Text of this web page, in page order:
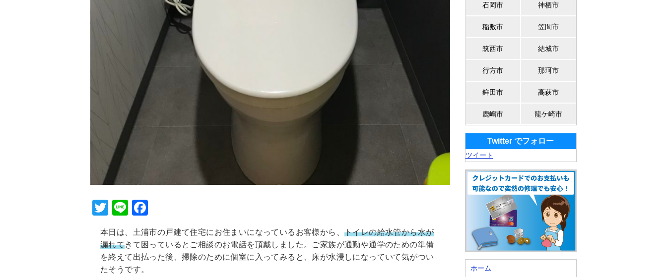
T
tt
er
Li
n
e
a
c
e
本日は、土浦市の戸建て住宅にお住まいになっているお客様から、 トイレの給水管から水が
漏れてきて困っているとご相談のお電話を頂戴しました。ご家族が通勤や通学のための準備
を終えて出払った後、掃除のために個室に入ってみると、床が水浸しになっていて気がつい
たそうです。
石岡市 神栖市
稲敷市 笠間市
筑西市 結城市
行方市 那珂市
鉾田市 高萩市
鹿嶋市 龍ケ崎市
Twitter でフォロー
ツイート
ホーム